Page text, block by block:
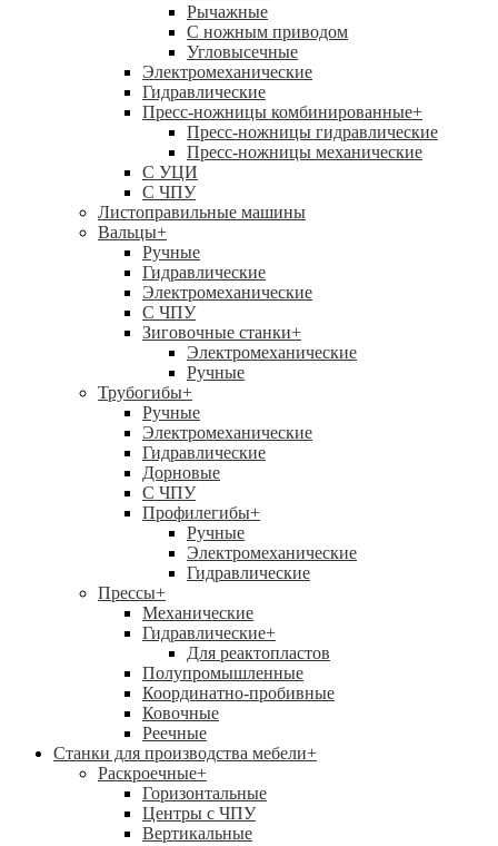
Рычажные
С ножным приводом
Угловысечные
Электромеханические
Гидравлические
Пресс-ножницы комбинированные+
Пресс-ножницы гидравлические
Пресс-ножницы механические
С УЦИ
С ЧПУ
Листоправильные машины
Вальцы+
Ручные
Гидравлические
Электромеханические
С ЧПУ
Зиговочные станки+
Электромеханические
Ручные
Трубогибы+
Ручные
Электромеханические
Гидравлические
Дорновые
С ЧПУ
Профилегибы+
Ручные
Электромеханические
Гидравлические
Прессы+
Механические
Гидравлические+
Для реактопластов
Полупромышленные
Координатно-пробивные
Ковочные
Реечные
Станки для производства мебели+
Раскроечные+
Горизонтальные
Центры с ЧПУ
Вертикальные